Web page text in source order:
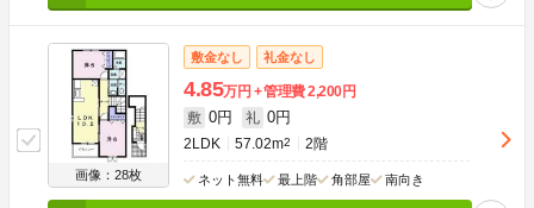
画像：28枚
敷金なし 礼金なし
4.85万円 管理費2,200円
敷 0円 礼 0円
2LDK 57.02m2 2階
ネット無料 最上階 角部屋 南向き